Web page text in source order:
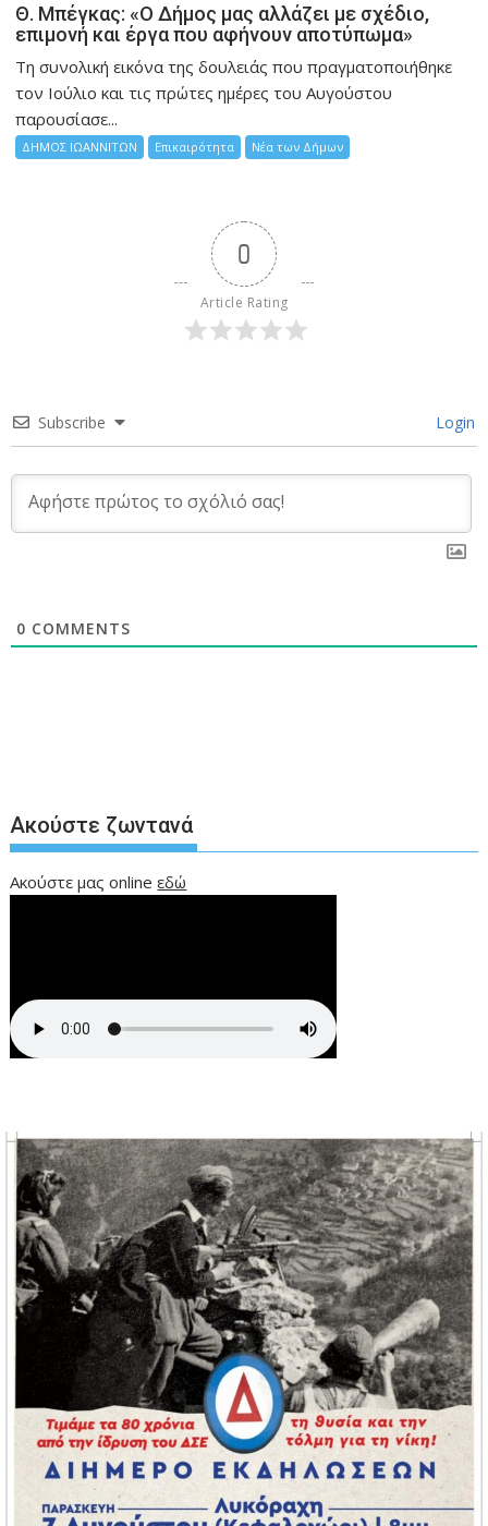
Θ. Μπέγκας: «Ο Δήμος μας αλλάζει με σχέδιο,
επιμονή και έργα που αφήνουν αποτύπωμα»
Τη συνολική εικόνα της δουλειάς που πραγματοποιήθηκε
τον Ιούλιο και τις πρώτες ημέρες του Αυγούστου
παρουσίασε...
ΔΗΜΟΣ ΙΩΑΝΝΙΤΩΝ Επικαιρότητα Νέα των Δήμων
0
Article Rating
Subscribe Login
0 COMMENTS
Ακούστε ζωντανά
Ακούστε μας onlineεδώ